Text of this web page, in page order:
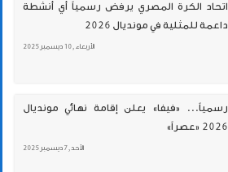
اتحاد الكرة المصري يرفض رسمياً أي أنشطة
داعمة للمثلية في مونديال 2026
الأربعاء , 10 ديسمبر 2025
رسمياً... «فيفا» يعلن إقامة نهائي مونديال
2026 «عصراً»
الأحد , 7 ديسمبر 2025